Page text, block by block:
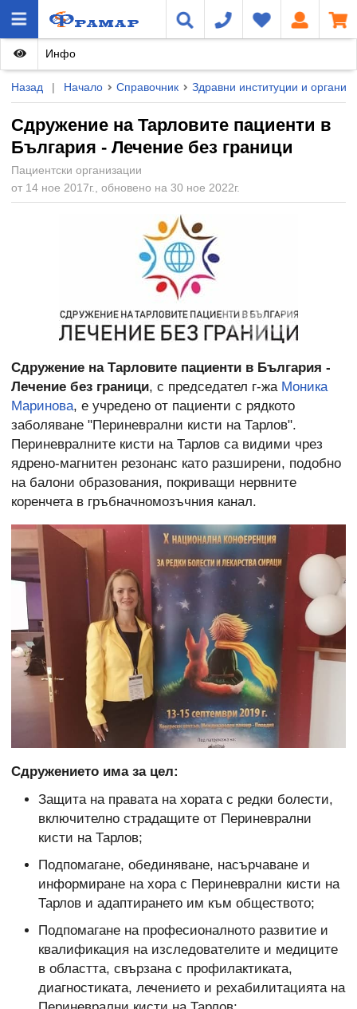
Назад | Начало Справочник Здравни институции и
Сдружение на Тарловите пациенти в
България - Лечение без граници
Пациентски организации
от 14 ное 2017г., обновено на 30 ное 2022г.
Инфо
Сдружение на Тарловите пациенти в България -
Лечение без граници, с председател г-жа Моника
Маринова, е учредено от пациенти с рядкото
заболяване "Периневрални кисти на Тарлов".
Периневралните кисти на Тарлов са видими чрез
ядрено-магнитен резонанс като разширени, подобно
на балони образования, покриващи нервните
коренчета в гръбначномозъчния канал.
Сдружението има за цел:
Защита на правата на хората с редки болести,
включително страдащите от Периневрални
кисти на Тарлов;
Подпомагане, обединяване, насърчаване и
информиране на хора с Периневрални кисти на
Тарлов и адаптирането им към обществото;
Подпомагане на професионалното развитие и
квалификация на изследователите и медиците
в областта, свързана с профилактиката,
диагностиката, лечението и рехабилитацията на